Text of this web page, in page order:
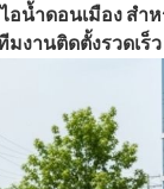
อน้ำดอนเมือง สำ
งานติดตั้งรวดเร็